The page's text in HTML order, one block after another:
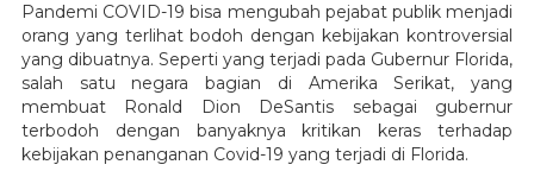
Pandemi COVID-19 bisa mengubah pejabat publik menjadi
orang yang terlihat bodoh dengan kebijakan kontroversial
yang dibuatnya. Seperti yang terjadi pada Gubernur Florida,
salah satu negara bagian di Amerika Serikat, yang
membuat Ronald Dion DeSantis sebagai gubernur
terbodoh dengan banyaknya kritikan keras terhadap
kebijakan penanganan Covid-19 yang terjadi di Florida.